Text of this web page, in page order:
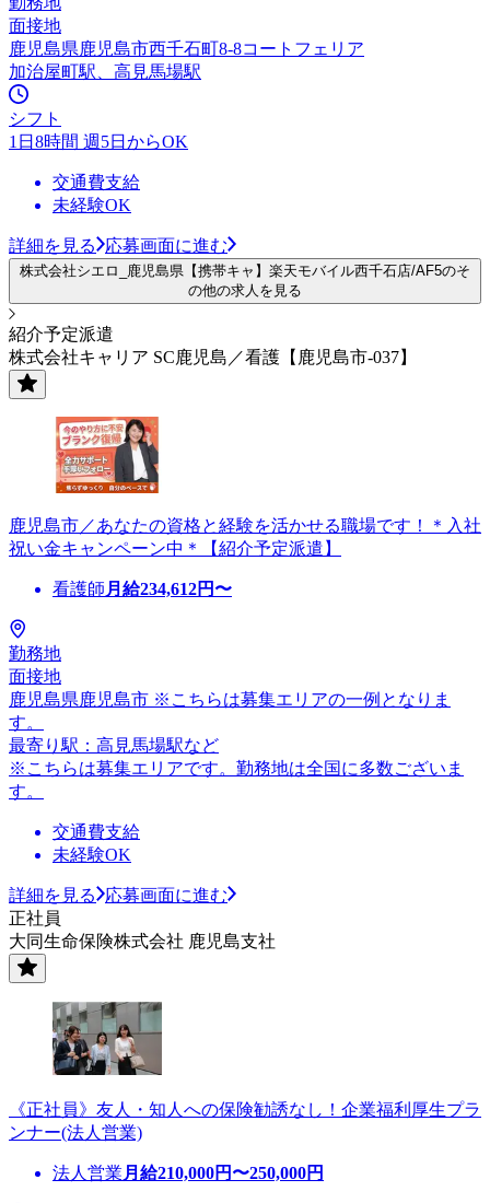
面接地
鹿児島県鹿児島市西千石町8-8コートフェリア
加治屋町駅、高見馬場駅
シフト
1日8時間 週5日からOK
交通費支給
未経験OK
詳細を見る 応募画面に進む
株式会社シエロ_鹿児島県【携帯キャ】楽天モバイル西千石店/AF5のそ
の他の求人を見る
紹介予定派遣
株式会社キャリア SC鹿児島／看護【鹿児島市-037】
鹿児島市／あなたの資格と経験を活かせる職場です！＊入社
祝い金キャンペーン中＊【紹介予定派遣】
看護師 月給234,612円〜
勤務地
面接地
鹿児島県鹿児島市 ※こちらは募集エリアの一例となりま
す。
最寄り駅：高見馬場駅など
※こちらは募集エリアです。勤務地は全国に多数ございま
す。
交通費支給
未経験OK
詳細を見る
応募画面に進む
正社員
大同生命保険株式会社 鹿児島支社
《正社員》友人・知人への保険勧誘なし！企業福利厚生プラ
ンナー(法人営業)
法人営業 月給210,000円〜250,000円